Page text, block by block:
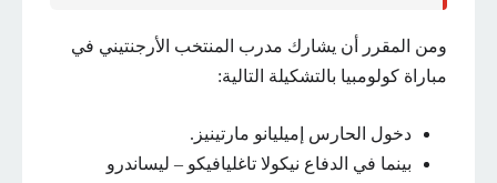
ومن المقرر أن يشارك مدرب المنتخب الأرجنتيني في
مباراة كولومبيا بالتشكيلة التالية:
دخول الحارس إميليانو مارتينيز.
بينما في الدفاع نيكولا تاغليافيكو – ليساندرو